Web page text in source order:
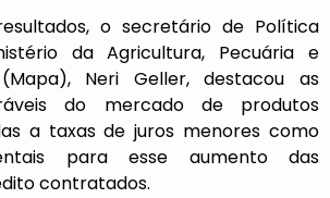
o secretário de Política
da Agricultura, Pecuária e
Neri Geller, destacou as
do mercado de produtos
a taxas de juros menores como
para esse aumento das
contratados.